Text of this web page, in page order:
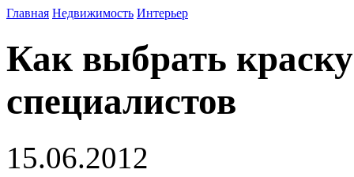
Главная Недвижимость Интерьер
Как выбрать
специалистов
15.06.2012